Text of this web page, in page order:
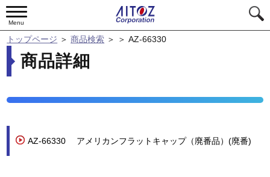
Menu
トップページ ＞商品検索 ＞ ＞AZ-66330
商品詳細
AZ-66330 アメリカンフラットキャップ（廃番品）(廃番)